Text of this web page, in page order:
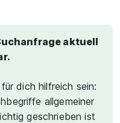
aktuell
dich hilfreich sein:
allgemeiner
geschrieben ist